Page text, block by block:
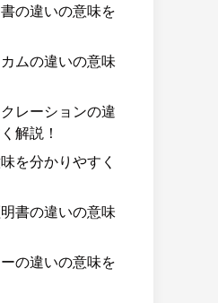
の違いの意味を
ムの違いの意味
レーションの違
解説！
を分かりやすく
書の違いの意味
の違いの意味を